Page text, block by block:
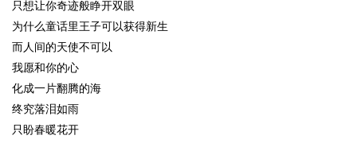
只想让你奇迹般睁开双眼
为什么童话里王子可以获得新生
而人间的天使不可以
我愿和你的心
化成一片翻腾的海
终究落泪如雨
只盼春暖花开